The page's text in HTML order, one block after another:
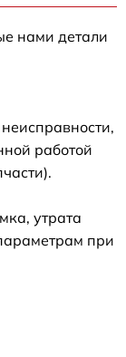
нами детали
работой
утрата
при